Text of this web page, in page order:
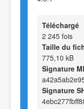
Téléchargé
2 245 fois
Taille du
775,10 kB
Signature
Signature